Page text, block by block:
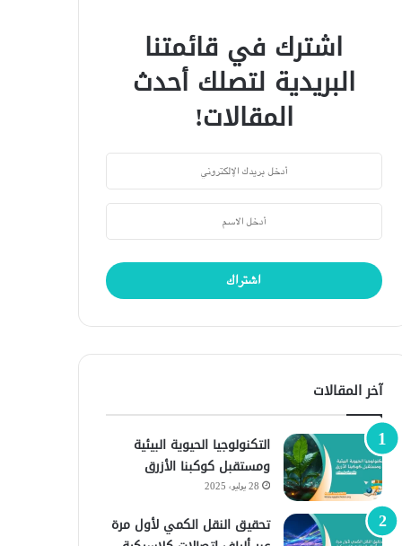
اشترك في قائمتنا
البريدية لتصلك أحدث
المقالات!
آخر المقالات
التكنولوجيا الحيوية البيئية
ومستقبل كوكبنا الأزرق
28 يوليو، 2025
تحقيق النقل الكمي لأول مرة